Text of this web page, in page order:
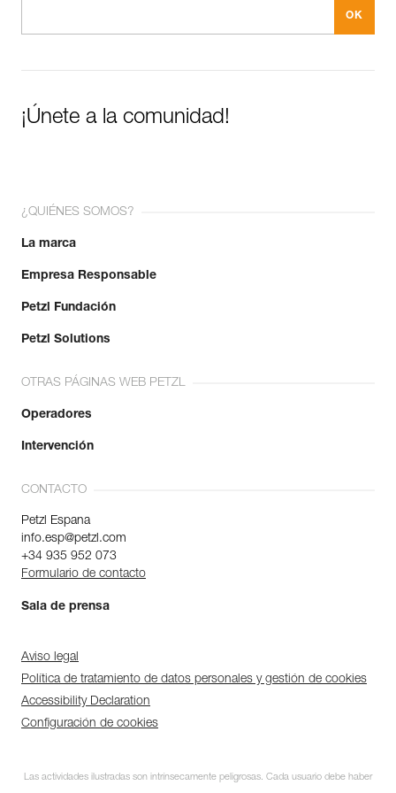
¡Únete a la comunidad!
¿QUIÉNES SOMOS?
La marca
Empresa Responsable
Petzl Fundación
Petzl Solutions
OTRAS PÁGINAS WEB PETZL
Operadores
Intervención
CONTACTO
Petzl Espana
info.esp@petzl.com
+34 935 952 073
Formulario de contacto
Sala de prensa
Aviso legal
Política de tratamiento de datos personales y gestión de cookies
Accessibility Declaration
Configuración de cookies
Las actividades ilustradas son intrínsecamente peligrosas. Cada usuario debe haber